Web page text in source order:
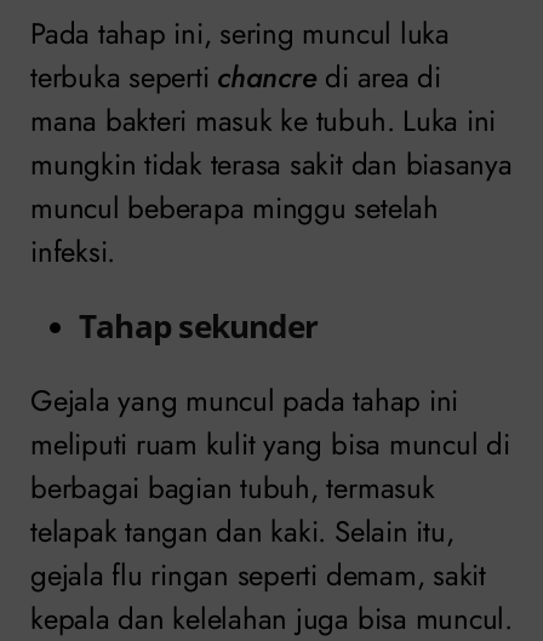
Pada tahap ini, sering muncul luka
terbuka seperti chancredi area di
mana bakteri masuk ke tubuh. Luka ini
mungkin tidak terasa sakit dan biasanya
muncul beberapa minggu setelah
infeksi.
Tahap sekunder
Gejala yang muncul pada tahap ini
meliputi ruam kulit yang bisa muncul di
berbagai bagian tubuh, termasuk
telapak tangan dan kaki. Selain itu,
gejala flu ringan seperti demam, sakit
kepala dan kelelahan juga bisa muncul.